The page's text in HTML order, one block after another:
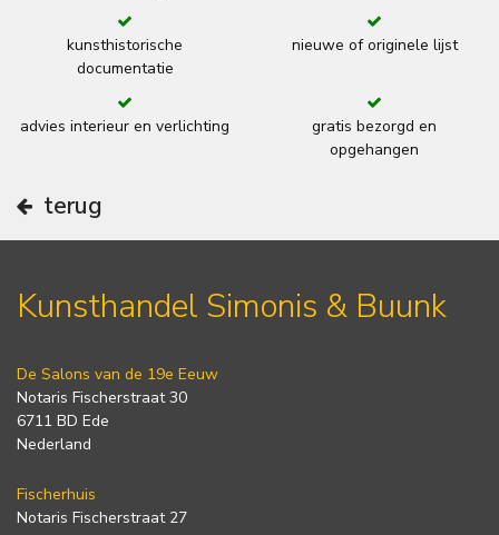
kunsthistorische
documentatie
nieuwe of originele lijst
advies interieur en verlichting
gratis bezorgd en
opgehangen
terug
Kunsthandel Simonis & Buunk
De Salons van de 19e Eeuw
Notaris Fischerstraat 30
6711 BD Ede
Nederland
Fischerhuis
Notaris Fischerstraat 27